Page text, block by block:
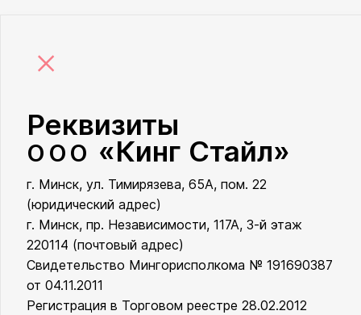
×
Реквизиты
ООО «Кинг Стайл»
ООО «Кинг Стайл»
г. Минск, ул. Тимирязева, 65А, пом. 22
(юридический адрес)
г. Минск, пр. Независимости, 117А, 3-й этаж
220114 (почтовый адрес)
Свидетельство Мингорисполкома № 191690387
от 04.11.2011
Регистрация в Торговом реестре 28.02.2012